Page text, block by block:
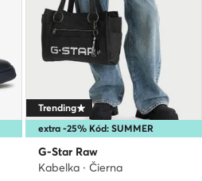
extra -25% Kód: SUMMER
Trending
G-Star Raw
Kabelka · Čierna